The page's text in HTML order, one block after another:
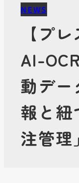
NEWS
【プ
AI-
動デー
報と紐
注管理